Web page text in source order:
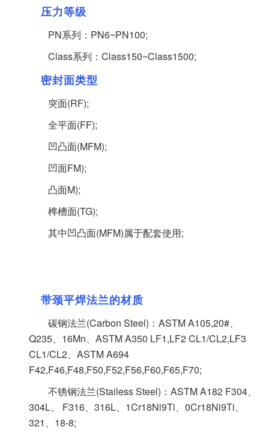
压力等级
PN系列：PN6~PN100;
Class系列：Class150~Class1500;
密封面类型
突面(RF);
全平面(FF);
凹凸面(MFM);
凹面FM);
凸面M);
榫槽面(TG);
其中凹凸面(MFM)属于配套使用;
带颈平焊法兰的材质
碳钢法兰(Carbon Steel)：ASTM A105,20#、
Q235、16Mn、ASTM A350 LF1,LF2 CL1/CL2,LF3
CL1/CL2、ASTM A694
F42,F46,F48,F50,F52,F56,F60,F65,F70;
不锈钢法兰(Stailess Steel)：ASTM A182 F304、
304L、 F316、316L、1Cr18Ni9Ti、0Cr18Ni9Ti、
321、18-8;